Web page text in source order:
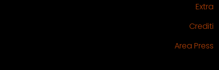
Extra
Crediti
Area Press